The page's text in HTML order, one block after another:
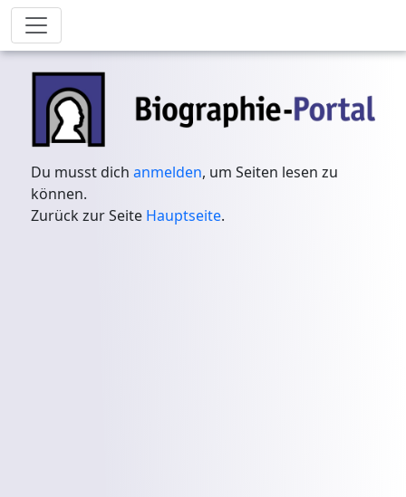
Du musst dichanmelden, um Seiten lesen zu
können.
Zurück zur Seite Hauptseite.